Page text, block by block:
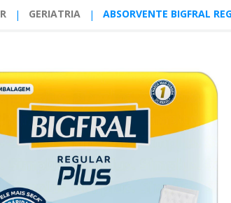
GERIATRIA ABSORVENTE BIGFRAL